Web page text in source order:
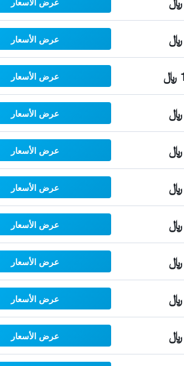
عرض الأسعار
عرض الأسعار
عرض الأسعار
عرض الأسعار
عرض الأسعار
عرض الأسعار
عرض الأسعار
عرض الأسعار
عرض الأسعار